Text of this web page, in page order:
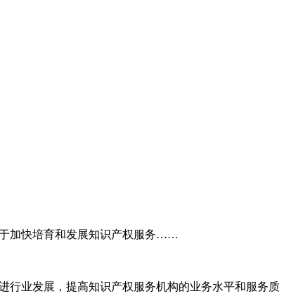
于加快培育和发展知识产权服务……
行业发展，提高知识产权服务机构的业务水平和服务质